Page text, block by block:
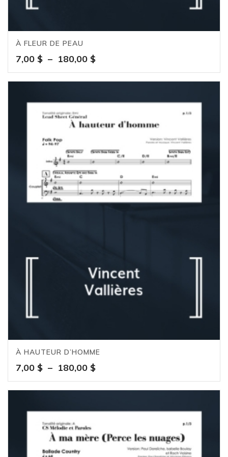
À FLEUR DE PEAU
7,00 $ – 180,00 $Plage
de
prix :
à
À HAUTEUR D’HOMME
7,00 $ – 180,00 $Plage
de
prix :
à